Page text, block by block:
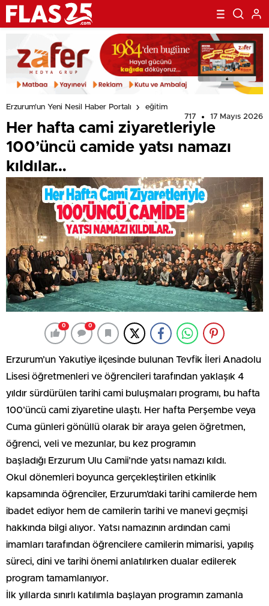
Erzurum'un Yeni Nesil Haber Portalı
eğitim
717
17 Mayıs 2026
Her hafta cami ziyaretleriyle
100’üncü camide yatsı namazı
kıldılar…
0 0
Erzurum’un Yakutiye ilçesinde bulunan Tevfik İleri Anadolu
Lisesi öğretmenleri ve öğrencileri tarafından yaklaşık 4
yıldır sürdürülen tarihi cami buluşmaları programı, bu hafta
100’üncü cami ziyaretine ulaştı. Her hafta Perşembe veya
Cuma günleri gönüllü olarak bir araya gelen öğretmen,
öğrenci, veli ve mezunlar, bu kez programın
başladığı Erzurum Ulu Camii’nde yatsı namazı kıldı.
Okul dönemleri boyunca gerçekleştirilen etkinlik
kapsamında öğrenciler, Erzurum’daki tarihi camilerde hem
ibadet ediyor hem de camilerin tarihi ve manevi geçmişi
hakkında bilgi alıyor. Yatsı namazının ardından cami
imamları tarafından öğrencilere camilerin mimarisi, yapılış
süreci, dini ve tarihi önemi anlatılırken dualar edilerek
program tamamlanıyor.
İlk yıllarda sınırlı katılımla başlayan programın zamanla